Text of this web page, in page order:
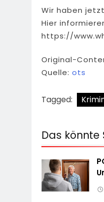
Wir haben
Hier
https://
Original-
Quelle: ots
Tagged:
Das könnte